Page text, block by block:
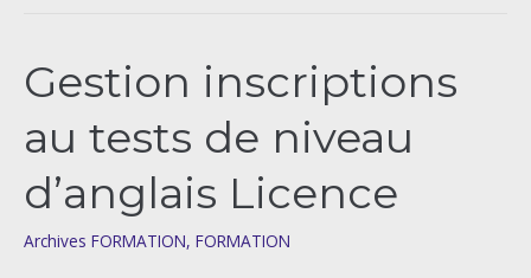
Gestion inscriptions
au tests de niveau
d’anglais Licence
Archives FORMATION, FORMATION
Gestion
inscriptions
au
tests
de
d’anglais